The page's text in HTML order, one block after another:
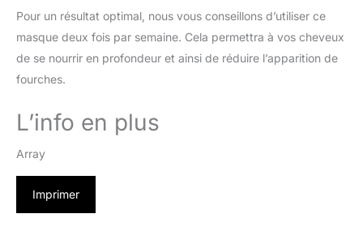
Pour un résultat optimal, nous vous conseillons d’utiliser ce
masque deux fois par semaine. Cela permettra à vos cheveux
de se nourrir en profondeur et ainsi de réduire l’apparition de
fourches.
L’info en plus
Array
Imprimer